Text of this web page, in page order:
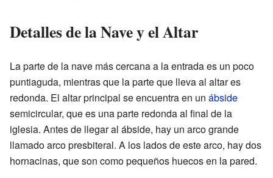
Detalles de la Nave y el Altar
La parte de la nave más cercana a la entrada es un poco
puntiaguda, mientras que la parte que lleva al altar es
redonda. El altar principal se encuentra en un ábside
semicircular, que es una parte redonda al final de la
iglesia. Antes de llegar al ábside, hay un arco grande
llamado arco presbiteral. A los lados de este arco, hay dos
hornacinas, que son como pequeños huecos en la pared.